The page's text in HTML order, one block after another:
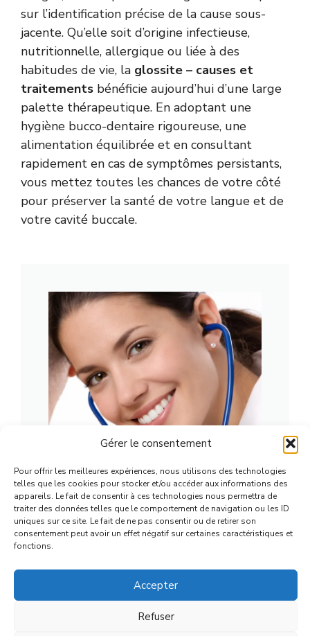
Gérer le consentement
Pour offrir les meilleures expériences, nous utilisons des technologies
telles que les cookies pour stocker et/ou accéder aux informations des
appareils. Le fait de consentir à ces technologies nous permettra de
traiter des données telles que le comportement de navigation ou les ID
uniques sur ce site. Le fait de ne pas consentir ou de retirer son
consentement peut avoir un effet négatif sur certaines caractéristiques et
fonctions.
Accepter
Refuser
sur l’identification précise de la cause sous-
jacente. Qu’elle soit d’origine infectieuse,
nutritionnelle, allergique ou liée à des
habitudes de vie, la glossite – causes et
traitements bénéficie aujourd’hui d’une large
palette thérapeutique. En adoptant une
hygiène bucco-dentaire rigoureuse, une
alimentation équilibrée et en consultant
rapidement en cas de symptômes persistants,
vous mettez toutes les chances de votre côté
pour préserver la santé de votre langue et de
votre cavité buccale.
Julie
Passionnée de longue date par la
médecine, j'ai décidé de rassembler
utiles au plus grand nombre.